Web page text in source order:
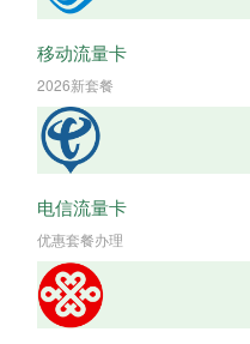
移动流量卡
2026新套餐
电信流量卡
优惠套餐办理